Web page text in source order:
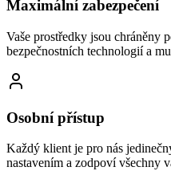
Maximální zabezpečení
Vaše prostředky jsou chráněny
bezpečnostních technologií a
Osobní přístup
Každý klient je pro nás
nastavením a zodpoví všechny